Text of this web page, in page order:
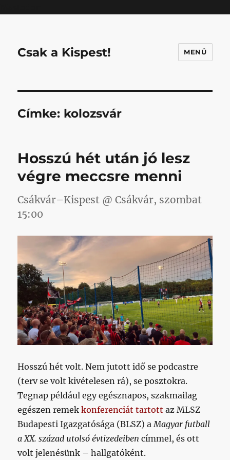
Csak a Kispest! MENÜ
Címke: kolozsvár
Hosszú hét után jó lesz
végre meccsre menni
Csákvár–Kispest @ Csákvár, szombat
15:00
Hosszú hét volt. Nem jutott idő se podcastre
(terv se volt kivételesen rá), se posztokra.
Tegnap például egy egésznapos, szakmailag
egészen remekkonferenciát tartott az MLSZ
Budapesti Igazgatósága (BLSZ) aMagyar futball
a XX. század utolsó évtizedeiben címmel, és ott
volt jelenésünk – hallgatóként.